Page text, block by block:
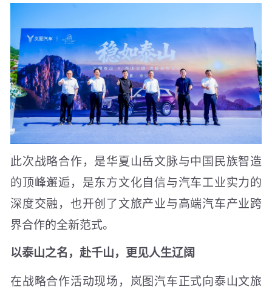
此次战略合作，是华夏山岳文脉与中国民族智造
的顶峰邂逅，是东方文化自信与汽车工业实力的
深度交融，也开创了文旅产业与高端汽车产业跨
界合作的全新范式。
以泰山之名，赴千山，更见人生辽阔
在战略合作活动现场，岚图汽车正式向泰山文旅